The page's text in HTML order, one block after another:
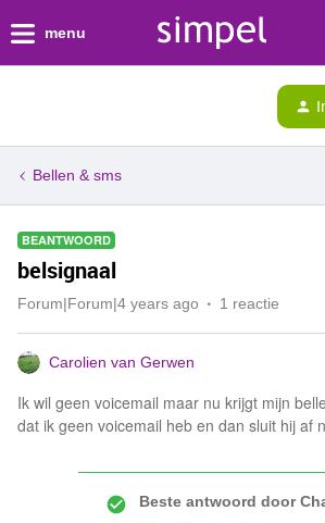
menu
Bellen & sms
BEANTWOORD
belsignaal
Forum|Forum|4 years ago 1 reactie
Carolien van Gerwen
Ik wil geen voicemail maar nu krijgt mijn
dat ik geen voicemail heb en dan sluit hij af
Beste antwoord door